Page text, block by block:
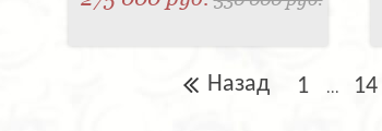
Назад 1 ... 14